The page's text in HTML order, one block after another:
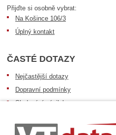
Přijďte si osobně vybrat:
Na Košince 106/3
Úplný kontakt
ČASTÉ DOTAZY
Nejčastější dotazy
Dopravní podmínky
Sledování zásilek
Informace k dostupnosti zboží